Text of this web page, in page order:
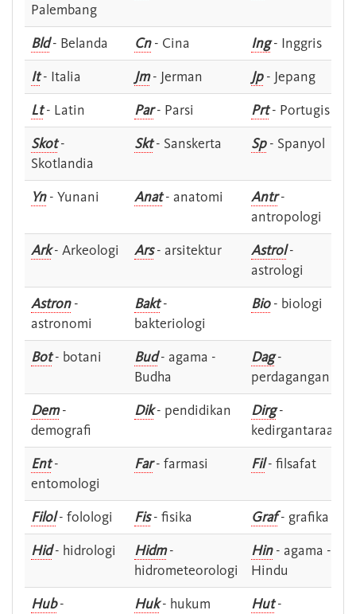
Palembang
Bld- Belanda Cn- Cina Ing- Inggris
It- Italia Jm- Jerman Jp- Jepang
Lt- Latin Par- Parsi Prt- Portugis
Skot-
Skotlandia
Skt- Sanskerta Sp- Spanyol
Yn- Yunani Anat- anatomi Antr-
antropologi
Ark- Arkeologi Ars- arsitektur Astrol-
astrologi
Astron-
astronomi
Bakt-
bakteriologi
Bio- biologi
Bot- botani Bud- agama -
Budha
Dag-
perdagangan
Dem-
demografi
Dik- pendidikan Dirg-
kedirgantaraan
Ent-
entomologi
Far- farmasi Fil- filsafat
Filol- folologi Fis- fisika Graf- grafika
Hid- hidrologi Hidm-
hidrometeorologi
Hin- agama -
Hindu
Hub-
Huk- hukum Hut-